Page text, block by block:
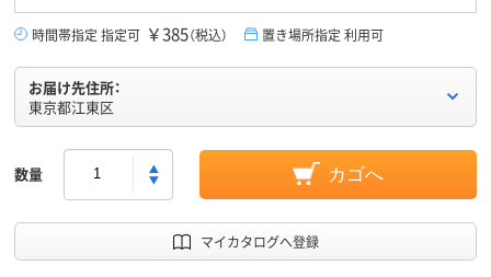
時間帯指定 指定可 ￥385（税込） 置き場所指定 利用可
お届け先住所：
東京都江東区
数量 カゴへ
マイカタログへ登録